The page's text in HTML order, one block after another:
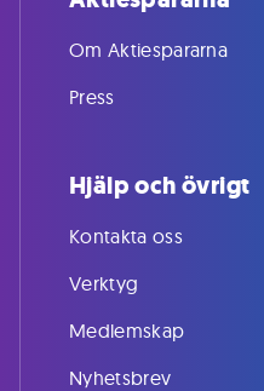
Om Aktiespararna
Press
Hjälp och övrigt
Kontakta oss
Verktyg
Medlemskap
Nyhetsbrev